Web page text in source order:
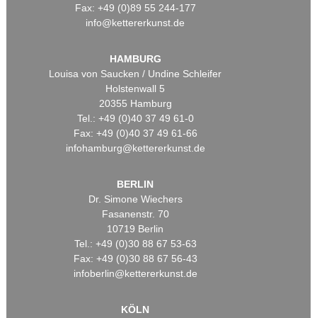
Fax: +49 (0)89 55 244-177
info@kettererkunst.de
HAMBURG
Louisa von Saucken / Undine Schleifer
Holstenwall 5
20355 Hamburg
Tel.: +49 (0)40 37 49 61-0
Fax: +49 (0)40 37 49 61-66
infohamburg@kettererkunst.de
BERLIN
Dr. Simone Wiechers
Fasanenstr. 70
10719 Berlin
Tel.: +49 (0)30 88 67 53-63
Fax: +49 (0)30 88 67 56-43
infoberlin@kettererkunst.de
KÖLN